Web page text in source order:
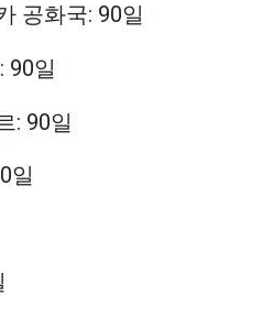
공화국: 90일
일
: 90일
일